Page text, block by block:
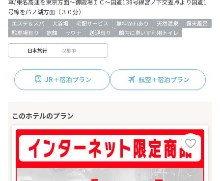
車/東名高速を東京方面～御殿場ＩＣ～国道138号線宮ノ下交差点より国道1
号線を芦ノ湖方面（３０分）
エステ＆スパ 大浴場 宅配サービス 無料WiFiあり 天然温泉
露天風呂
駐車場有り
旅館 サウナ 送迎有り 館内に車いす利用トイレ
日本旅行 収集中
JR＋宿泊プラン 航空＋宿泊プラン